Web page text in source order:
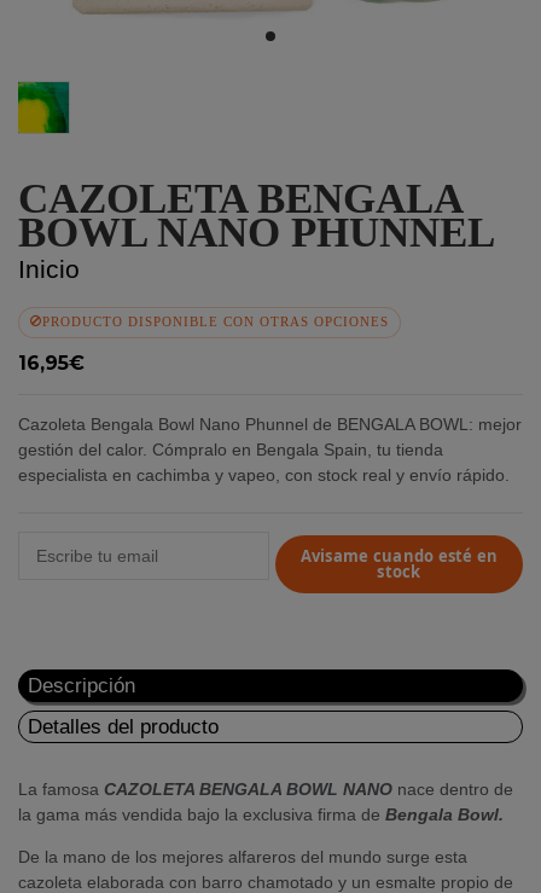
CAZOLETA BENGALA
BOWL NANO PHUNNEL
Inicio
PRODUCTO DISPONIBLE CON OTRAS OPCIONES
16,95€
Cazoleta Bengala Bowl Nano Phunnel de BENGALA BOWL: mejor
gestión del calor. Cómpralo en Bengala Spain, tu tienda
especialista en cachimba y vapeo, con stock real y envío rápido.
Carioca
Avisame cuando esté en
stock
Descripción
Detalles del producto
La famosa CAZOLETA BENGALA BOWL NANO nace dentro de
la gama más vendida bajo la exclusiva firma de Bengala Bowl.
De la mano de los mejores alfareros del mundo surge esta
cazoleta elaborada con barro chamotado y un esmalte propio de